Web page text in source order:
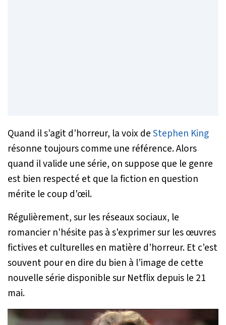
Quand il s’agit d’horreur, la voix deStephen King
résonne toujours comme une référence. Alors
quand il valide une série, on suppose que le genre
est bien respecté et que la fiction en question
mérite le coup d'œil.
Régulièrement, sur les réseaux sociaux, le
romancier n'hésite pas à s'exprimer sur les œuvres
fictives et culturelles en matière d’horreur. Et c’est
souvent pour en dire du bien à l’image de cette
nouvelle série disponible sur Netflix depuis le 21
mai.